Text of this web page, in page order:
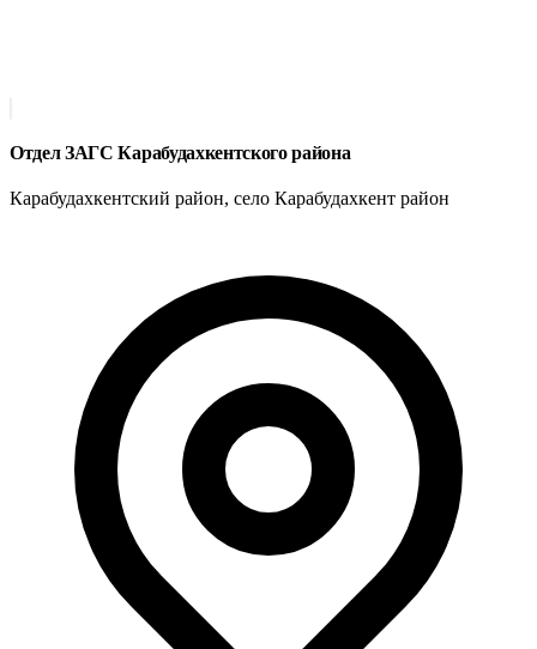
Отдел ЗАГС Карабудахкентского района
Карабудахкентский район, село Карабудахкент район